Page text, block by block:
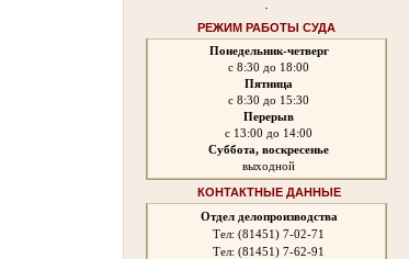
РЕЖИМ РАБОТЫ СУДА
Понедельник-четверг
с 8:30 до 18:00
Пятница
с 8:30 до 15:30
Перерыв
с 13:00 до 14:00
Суббота, воскресенье
выходной
КОНТАКТНЫЕ ДАННЫЕ
Отдел делопроизводства
Тел: (81451) 7-02-71
Тел: (81451) 7-62-91